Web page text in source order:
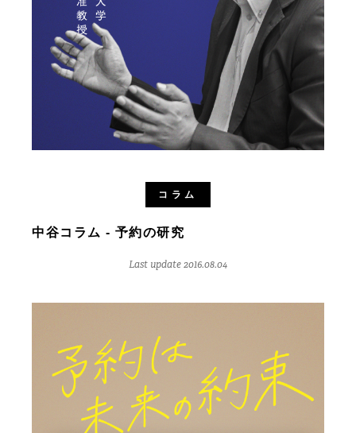
コラム
中谷コラム - 予約の研究
Last update 2016.08.04